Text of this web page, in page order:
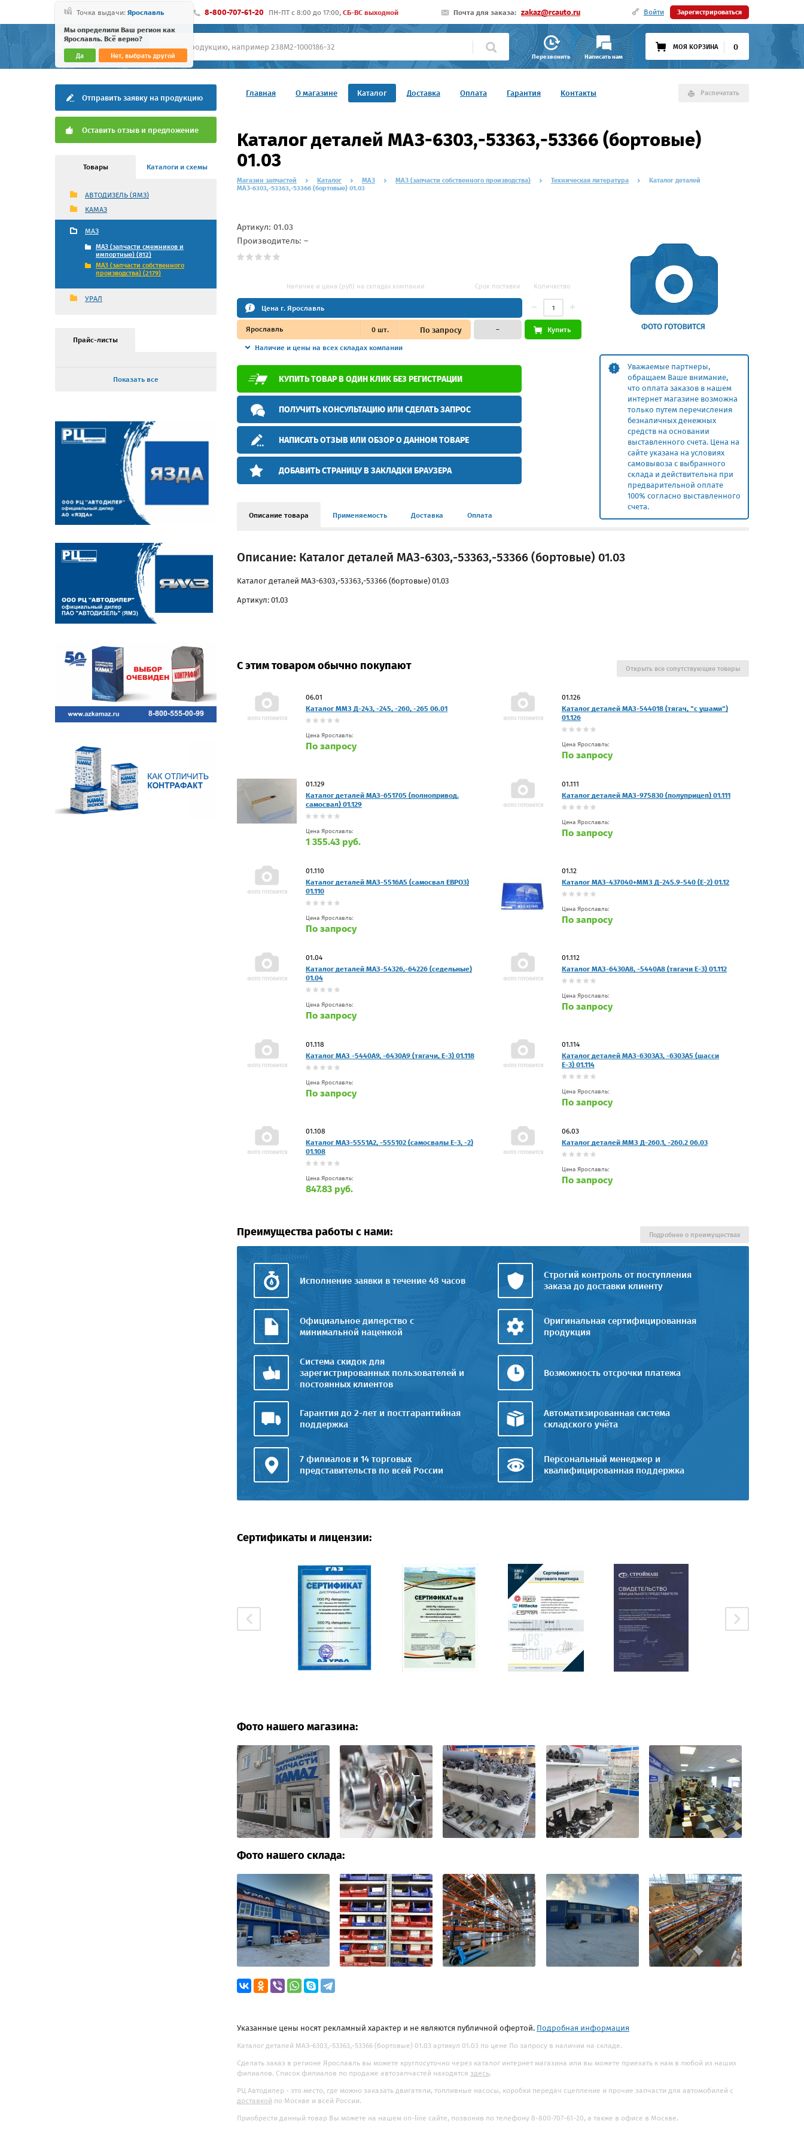
Точка выдачи: Ярославль
Мы определили Ваш регион как
Ярославль. Всё верно?
Да Нет, выбрать другой
8-800-707-61-20 ПН-ПТ c 8:00 до 17:00, СБ-ВС выходной Почта для заказа: zakaz@rcauto.ru Войти Зарегистрироваться
Перезвонить Написать нам
МОЯ КОРЗИНА 0
Главная О магазине Каталог Доставка Оплата Гарантия Контакты Распечатать
Отправить заявку на продукцию
Оставить отзыв и предложение
Товары Каталоги и схемы
АВТОДИЗЕЛЬ (ЯМЗ)
КАМАЗ
МАЗ
МАЗ (запчасти смежников и
импортные) (812)
МАЗ (запчасти собственного
производства) (2179)
УРАЛ
Прайс-листы
Показать все
Каталог деталей МАЗ-6303,-53363,-53366 (бортовые)
01.03
Магазин запчастей Каталог МАЗ МАЗ (запчасти собственного производства) Техническая литература
Каталог деталей
МАЗ-6303,-53363,-53366 (бортовые) 01.03
Уважаемые партнеры,
обращаем Ваше внимание,
что оплата заказов в нашем
интернет магазине возможна
только путем перечисления
безналичных денежных
средств на основании
выставленного счета. Цена на
сайте указана на условиях
самовывоза с выбранного
склада и действительна при
предварительной оплате
100% согласно выставленного
счета.
Артикул: 01.03
Производитель: –
Наличие и цена (руб) на складах компании Срок поставки Количество
Цена г. Ярославль
Ярославль 0шт. По запросу
Наличие и цены на всех складах компании
– Купить
КУПИТЬ ТОВАР В ОДИН КЛИК БЕЗ РЕГИСТРАЦИИ
ПОЛУЧИТЬ КОНСУЛЬТАЦИЮ ИЛИ СДЕЛАТЬ ЗАПРОС
НАПИСАТЬ ОТЗЫВ ИЛИ ОБЗОР О ДАННОМ ТОВАРЕ
ДОБАВИТЬ СТРАНИЦУ В ЗАКЛАДКИ БРАУЗЕРА
Описание товара Применяемость Доставка Оплата
Описание: Каталог деталей МАЗ-6303,-53363,-53366 (бортовые) 01.03
Каталог деталей МАЗ-6303,-53363,-53366 (бортовые) 01.03
Артикул: 01.03
С этим товаром обычно покупают
06.01
Каталог ММЗ Д-243, -245, -260, -265 06.01
Цена Ярославль:
По запросу
01.126
Каталог деталей МАЗ-544018 (тягач, "с ушами")
01.126
Цена Ярославль:
По запросу
01.129
Каталог деталей МАЗ-651705 (полнопривод.
самосвал) 01.129
Цена Ярославль:
1 355.43 руб.
01.111
Каталог деталей МАЗ-975830 (полуприцеп) 01.111
Цена Ярославль:
По запросу
01.110
Каталог деталей МАЗ-5516А5 (самосвал ЕВРО3)
01.110
Цена Ярославль:
По запросу
01.12
Каталог МАЗ-437040+ММЗ Д-245.9-540 (Е-2) 01.12
Цена Ярославль:
По запросу
01.04
Каталог деталей МАЗ-54326,-64226 (седельные)
01.04
Цена Ярославль:
По запросу
01.112
Каталог МАЗ-6430А8, -5440А8 (тягачи Е-3) 01.112
Цена Ярославль:
По запросу
01.118
Каталог МАЗ -5440А9, -6430А9 (тягачи, Е-3) 01.118
Цена Ярославль:
По запросу
01.114
Каталог деталей МАЗ-6303А3, -6303А5 (шасси
Е-3) 01.114
Цена Ярославль:
По запросу
01.108
Каталог МАЗ-5551А2, -555102 (самосвалы Е-3, -2)
01.108
Цена Ярославль:
847.83 руб.
06.03
Каталог деталей ММЗ Д-260.1, -260.2 06.03
Цена Ярославль:
По запросу
Открыть все сопутствующие товары
Преимущества работы с нами:
Исполнение заявки в течение 48 часов
Строгий контроль от поступления
заказа до доставки клиенту
Официальное дилерство с
минимальной наценкой
Оригинальная сертифицированная
продукция
Система скидок для
зарегистрированных пользователей и
постоянных клиентов
Возможность отсрочки платежа
Гарантия до 2-лет и постгарантийная
поддержка
Автоматизированная система
складского учёта
7 филиалов и 14 торговых
представительств по всей России
Персональный менеджер и
квалифицированная поддержка
Подробнее о преимуществах
Сертификаты и лицензии:
Фото нашего магазина:
Фото нашего склада:
Указанные цены носят рекламный характер и не являются публичной офертой. Подробная информация
Каталог деталей МАЗ-6303,-53363,-53366 (бортовые) 01.03 артикул 01.03 по цене По запросу в наличии на складе.
Сделать заказ в регионе Ярославль вы можете круглосуточно через каталог интернет магазина или вы можете приехать к нам в любой из наших
филиалов. Список филиалов по продаже автозапчастей находятся здесь.
РЦ Автодилер - это место, где можно заказать двигатели, топливные насосы, коробки передач сцепление и прочие запчасти для автомобилей с
доставкой по Москве и всей России.
Приобрести данный товар Вы можете на нашем on-line сайте, позвонив по телефону 8-800-707-61-20, а также в офисе в Москве.